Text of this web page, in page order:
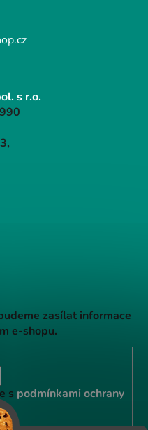
s r.o.
zasílat informace
e-shopu.
s podmínkami ochrany